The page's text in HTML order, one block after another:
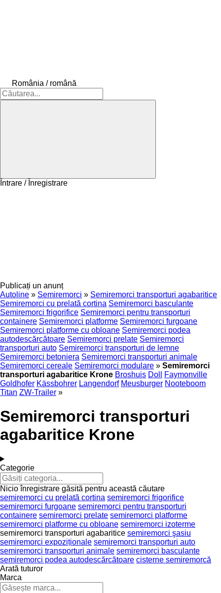
România / română
Întrare / Înregistrare
Publicați un anunț
Autoline » Semiremorci » Semiremorci transporturi agabaritice
Semiremorci cu prelată cortina Semiremorci basculante
Semiremorci frigorifice Semiremorci pentru transporturi
containere Semiremorci platforme Semiremorci furgoane
Semiremorci platforme cu obloane Semiremorci podea
autodescărcătoare Semiremorci prelate Semiremorci
transporturi auto Semiremorci transporturi de lemne
Semiremorci betoniera Semiremorci transporturi animale
Semiremorci cereale Semiremorci modulare » Semiremorci
transporturi agabaritice Krone Broshuis Doll
Faymonville
Goldhofer Kässbohrer Langendorf Meusburger Nooteboom
Titan ZW-Trailer »
Semiremorci transporturi
agabaritice Krone
Categorie
Nicio înregistrare găsită pentru această căutare
semiremorci cu prelată cortina semiremorci frigorifice
semiremorci furgoane semiremorci pentru transporturi
containere semiremorci prelate semiremorci platforme
semiremorci platforme cu obloane semiremorci izoterme
semiremorci transporturi agabaritice semiremorci şasiu
semiremorci expoziționale semiremorci transporturi auto
semiremorci transporturi animale semiremorci basculante
semiremorci podea autodescărcătoare cisterne semiremorcă
Arată tuturor
Marca